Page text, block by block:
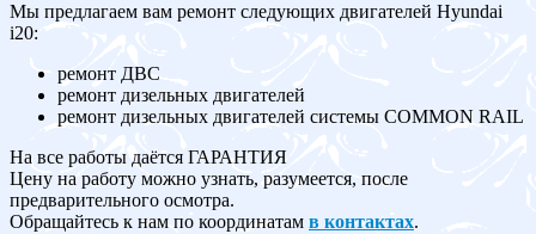
Мы предлагаем вам ремонт следующих двигателей Hyundai
i20:
ремонт ДВС
ремонт дизельных двигателей
ремонт дизельных двигателей системы COMMON RAIL
На все работы даётся ГАРАНТИЯ
Цену на работу можно узнать, разумеется, после
предварительного осмотра.
Обращайтесь к нам по координатам в контактах.